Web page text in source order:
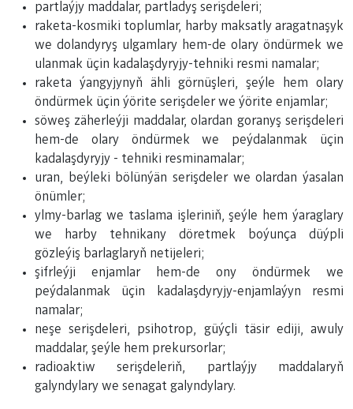
partlaýjy maddalar, partladyş serişdeleri;
raketa-kosmiki toplumlar, harby maksatly aragatnaşyk
we dolandyryş ulgamlary hem-de olary öndürmek we
ulanmak üçin kadalaşdyryjy-tehniki resmi namalar;
raketa ýangyjynyň ähli görnüşleri, şeýle hem olary
öndürmek üçin ýörite serişdeler we ýörite enjamlar;
söweş zäherleýji maddalar, olardan goranyş serişdeleri
hem-de olary öndürmek we peýdalanmak üçin
kadalaşdyryjy - tehniki resminamalar;
uran, beýleki bölünýän serişdeler we olardan ýasalan
önümler;
ylmy-barlag we taslama işleriniň, şeýle hem ýaraglary
we harby tehnikany döretmek boýunça düýpli
gözleýiş barlaglaryň netijeleri;
şifrleýji enjamlar hem-de ony öndürmek we
peýdalanmak üçin kadalaşdyryjy-enjamlaýyn resmi
namalar;
neşe serişdeleri, psihotrop, güýçli täsir ediji, awuly
maddalar, şeýle hem prekursorlar;
radioaktiw serişdeleriň, partlaýjy maddalaryň
galyndylary we senagat galyndylary.